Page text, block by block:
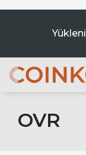
Ana dolaşım
AraOVR